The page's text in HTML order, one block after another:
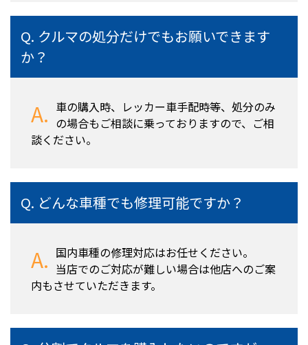
クルマの処分だけでもお願いできます
か？
車の購入時、レッカー車手配時等、処分のみ
の場合もご相談に乗っておりますので、ご相
談ください。
どんな車種でも修理可能ですか？
国内車種の修理対応はお任せください。
当店でのご対応が難しい場合は他店へのご案
内もさせていただきます。